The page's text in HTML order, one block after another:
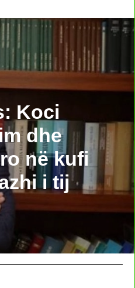
Koci
dhe
në kufi
i tij